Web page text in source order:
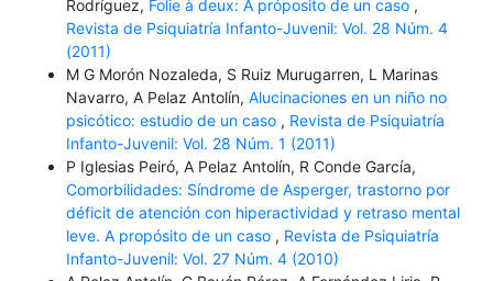
Rodríguez, Folie à deux: A próposito de un caso ,
Revista de Psiquiatría Infanto-Juvenil: Vol. 28 Núm. 4
(2011)
M G Morón Nozaleda, S Ruiz Murugarren, L Marinas
Navarro, A Pelaz Antolín, Alucinaciones en un niño no
psicótico: estudio de un caso , Revista de Psiquiatría
Infanto-Juvenil: Vol. 28 Núm. 1 (2011)
P Iglesias Peiró, A Pelaz Antolín, R Conde García,
Comorbilidades: Síndrome de Asperger, trastorno por
déficit de atención con hiperactividad y retraso mental
leve. A propósito de un caso , Revista de Psiquiatría
Infanto-Juvenil: Vol. 27 Núm. 4 (2010)